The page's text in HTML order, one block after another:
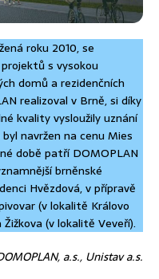
roku 2010, se
s vysokou
domů a rezidenčních
realizoval v Brně, si díky
kvality vysloužily uznání
navržen na cenu Mies
době patří DOMOPLAN
brněnské
Hvězdová, v přípravě
(v lokalitě Královo
(v lokalitě Veveří).
a.s., Unistav a.s.